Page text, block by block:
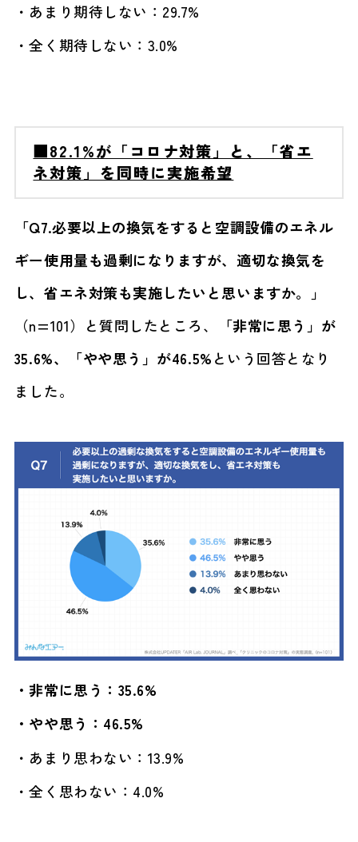
・あまり期待しない：29.7%
・全く期待しない：3.0%
■82.1%が「コロナ対策」と、「省エ
ネ対策」を同時に実施希望
「Q7.必要以上の換気をすると空調設備のエネル
ギー使用量も過剰になりますが、適切な換気を
し、省エネ対策も実施したいと思いますか。」
（n=101）と質問したところ、
「非常に思う」が
35.6%、「やや思う」が46.5%という回答となり
ました。
・非常に思う：35.6%
・やや思う：46.5%
・あまり思わない：13.9%
・全く思わない：4.0%